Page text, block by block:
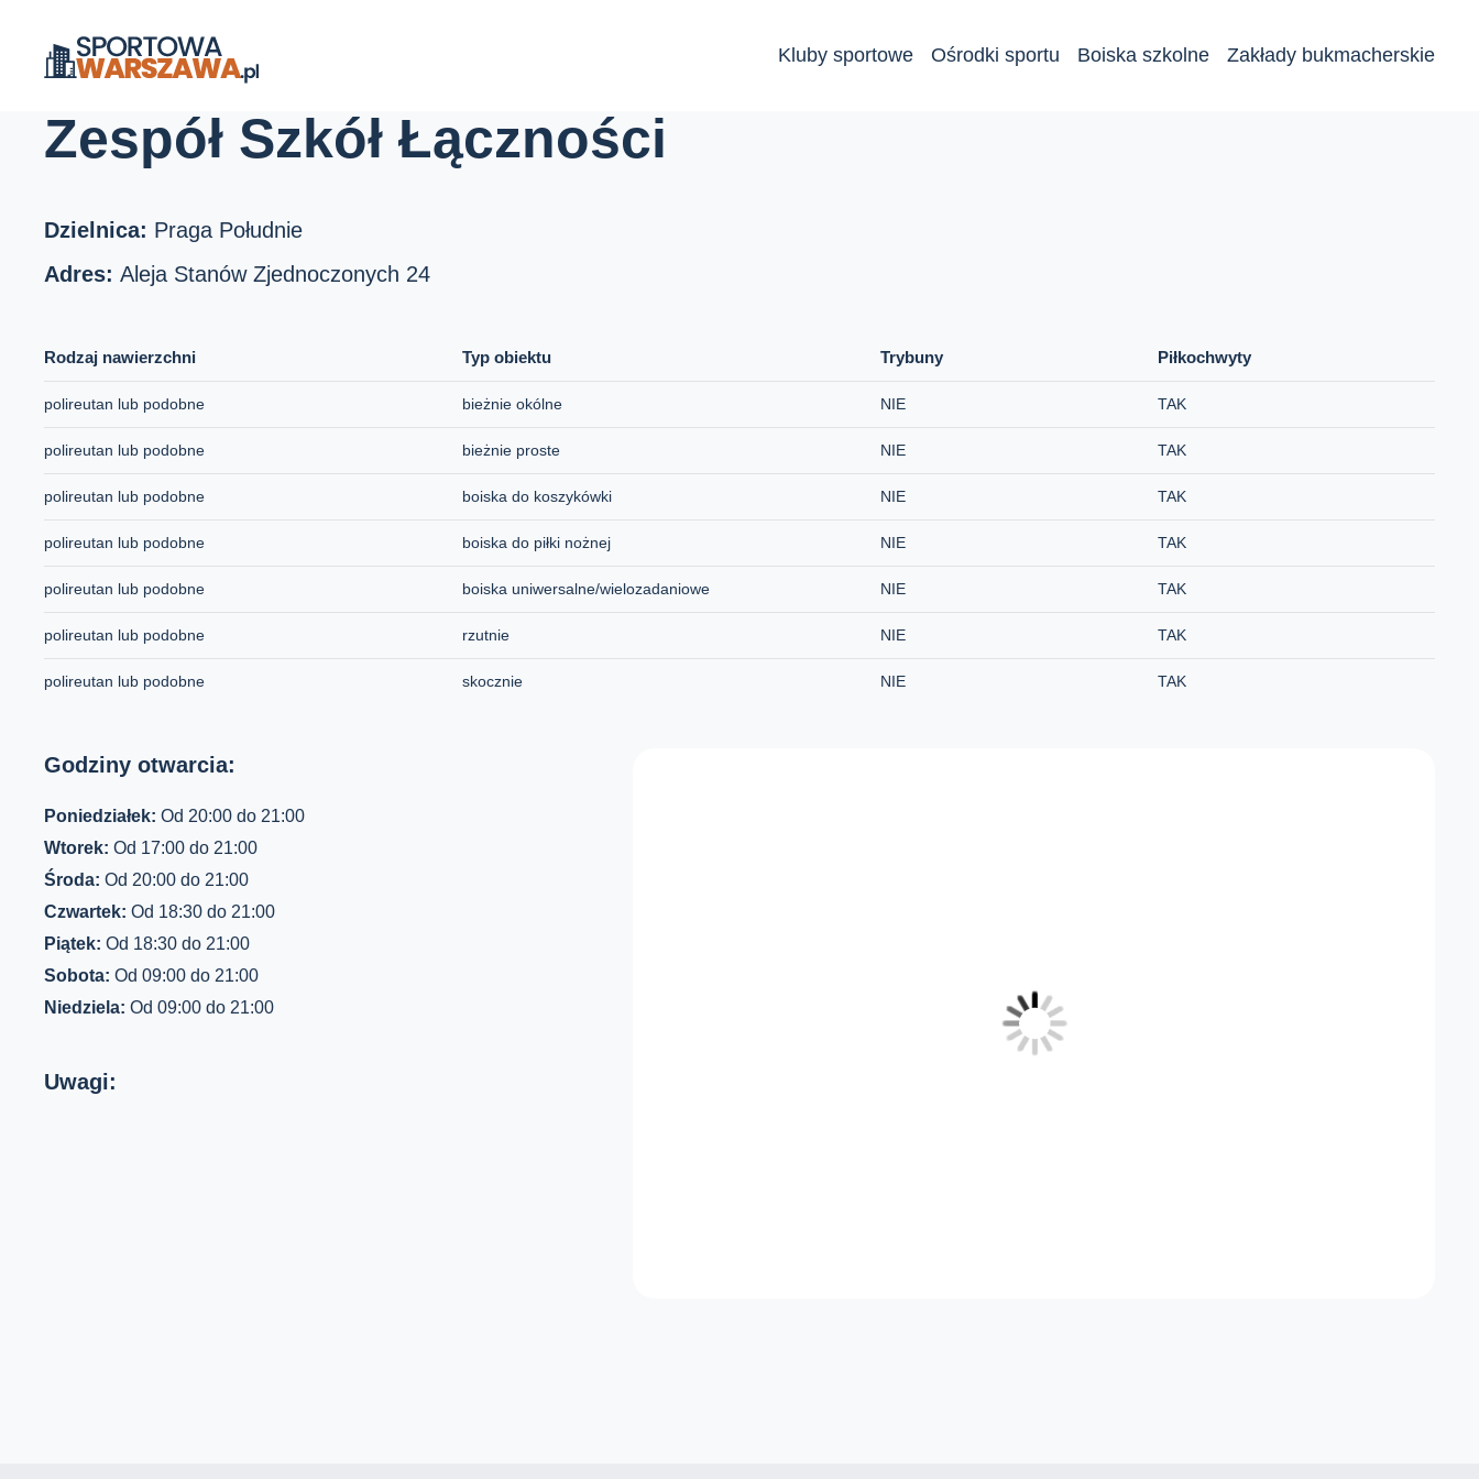
Kluby sportowe Ośrodki sportu Boiska szkolne Zakłady bukmacherskie
Strona główna Boiska szkolne
Zespół Szkół Łączności
Dzielnica: Praga Południe
Adres: Aleja Stanów Zjednoczonych 24
Rodzaj nawierzchni Typ obiektu Trybuny Piłkochwyty
polireutan lub podobne bieżnie okólne NIE TAK
polireutan lub podobne bieżnie proste NIE TAK
polireutan lub podobne boiska do koszykówki NIE TAK
polireutan lub podobne boiska do piłki nożnej NIE TAK
polireutan lub podobne boiska uniwersalne/wielozadaniowe NIE TAK
polireutan lub podobne rzutnie NIE TAK
polireutan lub podobne skocznie NIE TAK
Godziny otwarcia:
Poniedziałek: Od 20:00 do 21:00
Wtorek: Od 17:00 do 21:00
Środa: Od 20:00 do 21:00
Czwartek: Od 18:30 do 21:00
Piątek: Od 18:30 do 21:00
Sobota: Od 09:00 do 21:00
Niedziela: Od 09:00 do 21:00
Uwagi: